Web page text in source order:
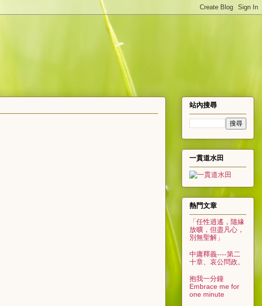
站內搜尋
一貫道水田
熱門文章
「任性逍遙，隨緣
放曠，但盡凡心，
別無聖解」
中庸釋義----第二
十章、哀公問政。
抱我一分鐘
Embrace me for
one minute